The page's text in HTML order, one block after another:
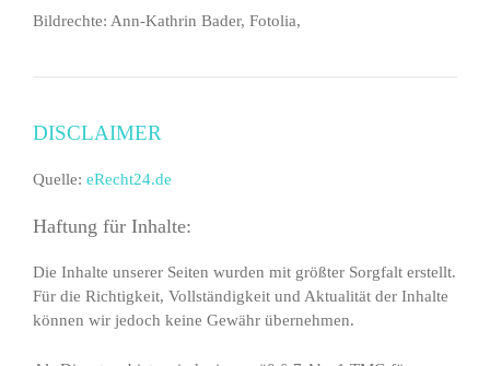
Bildrechte: Ann-Kathrin Bader, Fotolia,
DISCLAIMER
Quelle: eRecht24.de
Haftung für Inhalte:
Die Inhalte unserer Seiten wurden mit größter Sorgfalt erstellt.
Für die Richtigkeit, Vollständigkeit und Aktualität der Inhalte
können wir jedoch keine Gewähr übernehmen.